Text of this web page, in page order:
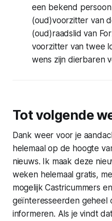
een bekend persoon
(oud)voorzitter van
(oud)raadslid van
voorzitter van twee
wens zijn dierbaren
Tot volgende
Dank weer voor je
helemaal op de hoogte
nieuws. Ik maak deze
weken helemaal gratis,
mogelijk Castricummers
geïnteresseerden geheel
informeren. Als je vindt